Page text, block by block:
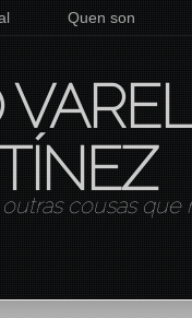
Quen son
cousas que